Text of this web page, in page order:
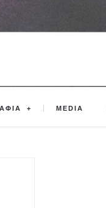
MEDIA